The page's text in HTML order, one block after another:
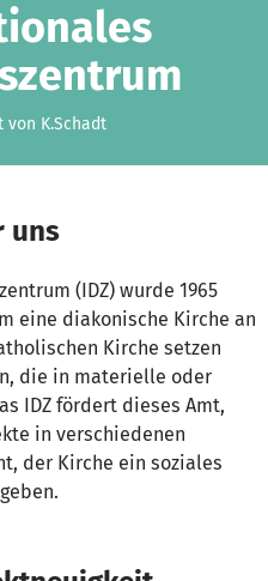
K.Schadt
uns
(IDZ) wurde 1965
eine diakonische Kirche an
Kirche setzen
die in materielle oder
IDZ fördert dieses Amt,
in verschiedenen
der Kirche ein soziales